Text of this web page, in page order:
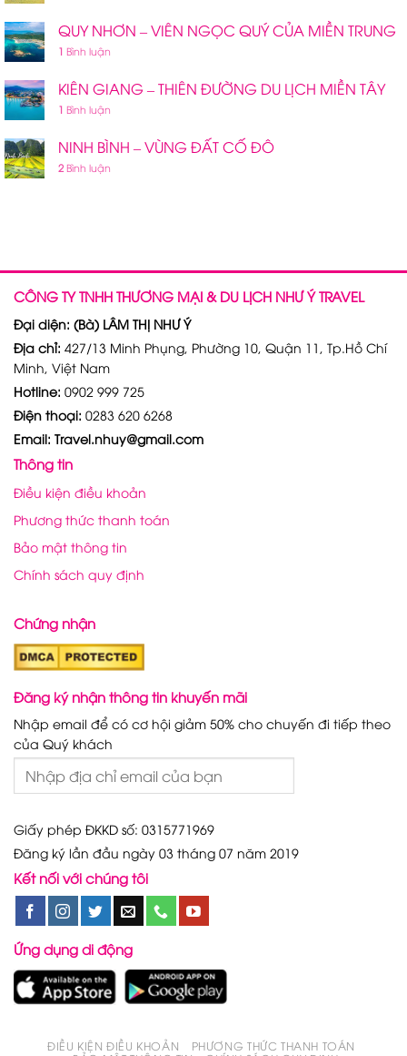
QUY NHƠN – VIÊN NGỌC QUÝ CỦA MIỀN TRUNG
1 Bình luận
KIÊN GIANG – THIÊN ĐƯỜNG DU LỊCH MIỀN TÂY
1 Bình luận
NINH BÌNH – VÙNG ĐẤT CỐ ĐÔ
2 Bình luận
CÔNG TY TNHH THƯƠNG MẠI & DU LỊCH NHƯ Ý TRAVEL
Đại diện: (Bà) LÂM THỊ NHƯ Ý
Địa chỉ: 427/13 Minh Phụng, Phường 10, Quận 11, Tp.Hồ Chí
Minh, Việt Nam
Hotline: 0902 999 725
Điện thoại: 0283 620 6268
Email: Travel.nhuy@gmail.com
Thông tin
Điều kiện điều khoản
Phương thức thanh toán
Bảo mật thông tin
Chính sách quy định
Chứng nhận
Đăng ký nhận thông tin khuyến mãi
Nhập email để có cơ hội giảm 50% cho chuyến đi tiếp theo
của Quý khách
Giấy phép ĐKKD số: 0315771969
Đăng ký lần đầu ngày 03 tháng 07 năm 2019
Kết nối với chúng tôi
Ứng dụng di động
ĐIỀU KIỆN ĐIỀU KHOẢN
PHƯƠNG THỨC THANH TOÁN